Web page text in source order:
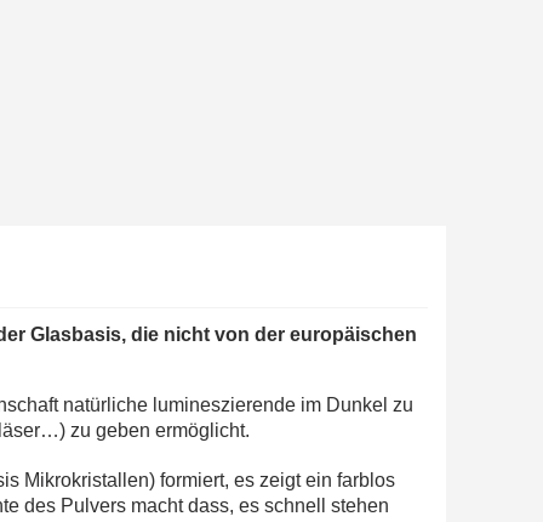
Sie Einkaufsgutscheine
Treuepunkte
innerhalb von 14 Tagen
erste Bestellung
jede Weiterempfehlung
Glasbasis, die nicht von der europäischen
natürliche lumineszierende im Dunkel zu
zu geben ermöglicht.
Mikrokristallen) formiert, es zeigt ein farblos
des Pulvers macht dass, es schnell stehen